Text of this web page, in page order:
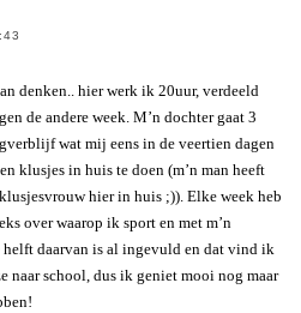
denken.. hier werk ik 20uur, verdeeld
de andere week. M’n dochter gaat 3
wat mij eens in de veertien dagen
klusjes in huis te doen (m’n man heeft
hier in huis ;)). Elke week heb
over waarop ik sport en met m’n
helft daarvan is al ingevuld en dat vind ik
naar school, dus ik geniet mooi nog maar